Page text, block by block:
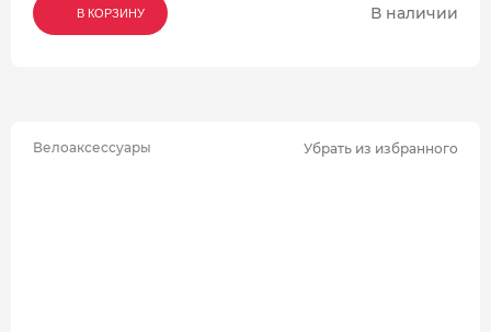
В КОРЗИНУ
В КОРЗИНУ
В КОРЗИНУ В наличии
Велоаксессуары Убрать из избранного